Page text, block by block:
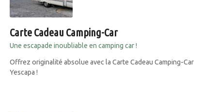
Carte Cadeau Camping-Car
Une escapade inoubliable en camping car !
Offrez originalité absolue avec la Carte Cadeau Camping-Car
Yescapa !